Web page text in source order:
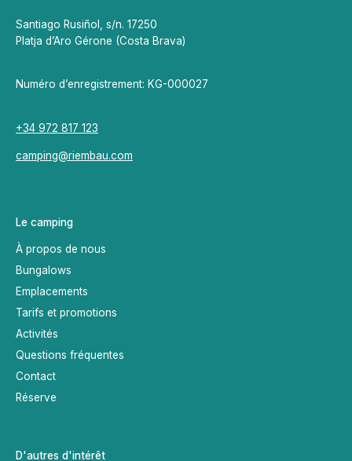
Santiago Rusiñol, s/n. 17250
Platja d’Aro Gérone (Costa Brava)
Numéro d’enregistrement: KG-000027
+34 972 817 123
camping@riembau.com
Le camping
À propos de nous
Bungalows
Emplacements
Tarifs et promotions
Activités
Questions fréquentes
Contact
Réserve
D'autres d'intérêt